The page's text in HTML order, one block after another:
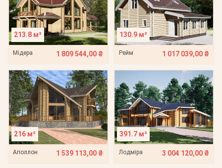
213.8 м²
Мідера 1 809 544,00 ₴
130.9 м²
Рейм 1 017 039,00 ₴
216 м²
Аполлон 1 539 113,00 ₴
391.7 м²
Лодміра 3 004 120,00 ₴